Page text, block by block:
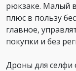
рюкзаке. Малый
плюс в пользу
главное,
покупки и без
Дроны для селфи